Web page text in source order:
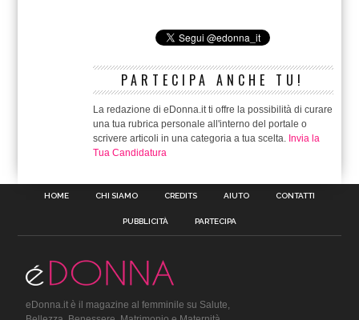
PARTECIPA ANCHE TU!
La redazione di eDonna.it ti offre la possibilità di curare
una tua rubrica personale all'interno del portale o
scrivere articoli in una categoria a tua scelta. Invia la
Tua Candidatura
HOME CHI SIAMO CREDITS AIUTO CONTATTI
PUBBLICITÀ PARTECIPA
eDonna.it è il magazine al femminile su Salute,